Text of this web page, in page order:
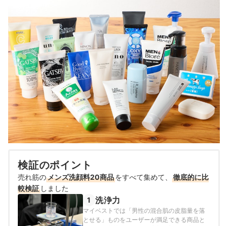
検証のポイント
売れ筋のメンズ洗顔料20商品をすべて集めて、
徹底的に比
較検証 しました
1 洗浄力
マイベストでは「男性の混合肌の皮脂量を落
とせる」ものをユーザーが満足できる商品と